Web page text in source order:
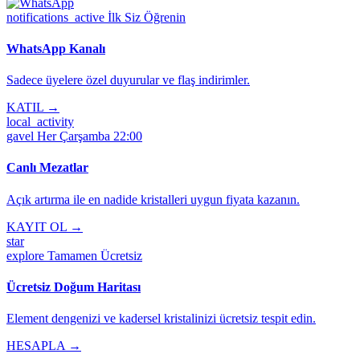
notifications_active İlk Siz Öğrenin
WhatsApp Kanalı
Sadece üyelere özel duyurular ve flaş indirimler.
KATIL →
local_activity
gavel Her Çarşamba 22:00
Canlı Mezatlar
Açık artırma ile en nadide kristalleri uygun fiyata kazanın.
KAYIT OL →
star
explore Tamamen Ücretsiz
Ücretsiz Doğum Haritası
Element dengenizi ve kadersel kristalinizi ücretsiz tespit edin.
HESAPLA →